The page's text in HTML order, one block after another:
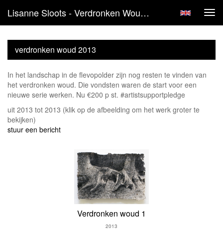
Lisanne Sloots - Verdronken Woud 2013
verdronken woud 2013
In het landschap in de flevopolder zijn nog resten te vinden van
het verdronken woud. Die vondsten waren de start voor een
nieuwe serie werken. Nu €200 p st. #artistsupportpledge
uit 2013 tot 2013 (klik op de afbeelding om het werk groter te
bekijken)
stuur een bericht
Verdronken woud 1
2013